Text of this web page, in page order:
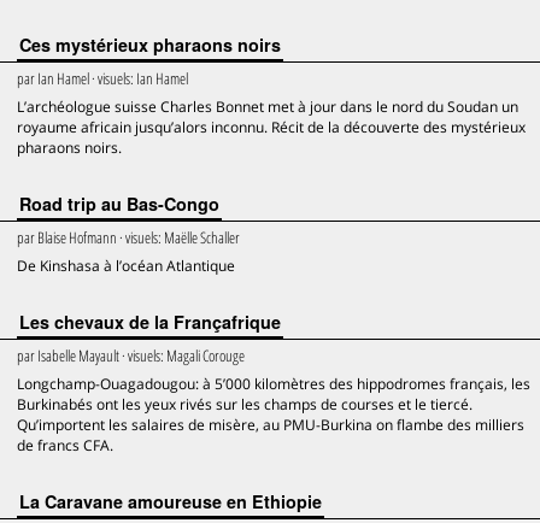
Ces mystérieux pharaons noirs
parIan Hamel· visuels: Ian Hamel
L’archéologue suisse Charles Bonnet met à jour dans le nord du Soudan un
royaume africain jusqu’alors inconnu. Récit de la découverte des mystérieux
pharaons noirs.
Road trip au Bas-Congo
parBlaise Hofmann · visuels: Maëlle Schaller
De Kinshasa à l’océan Atlantique
Les chevaux de la Françafrique
parIsabelle Mayault· visuels: Magali Corouge
Longchamp-Ouagadougou: à 5’000 kilomètres des hippodromes français, les
Burkinabés ont les yeux rivés sur les champs de courses et le tiercé.
Qu’importent les salaires de misère, au PMU-Burkina on flambe des milliers
de francs CFA.
La Caravane amoureuse en Ethiopie